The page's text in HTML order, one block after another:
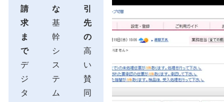
請
求
ま
で
デ
ジ
タ
な
基
幹
シ
ス
テ
ム
引
先
の
高
い
賛
同